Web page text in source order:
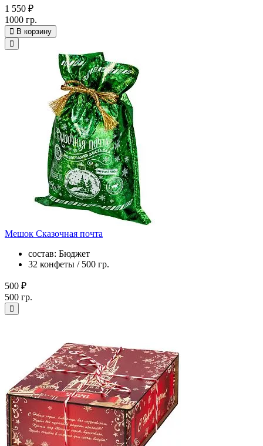
1 550 ₽
1000 гр.
В корзину
Мешок Сказочная почта
состав: Бюджет
32 конфеты / 500 гр.
500 ₽
500 гр.